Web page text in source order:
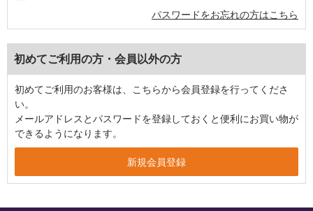
パスワードをお忘れの方はこちら
初めてご利用の方・会員以外の方
初めてご利用のお客様は、こちらから会員登録を行ってくださ
い。
メールアドレスとパスワードを登録しておくと便利にお買い物が
できるようになります。